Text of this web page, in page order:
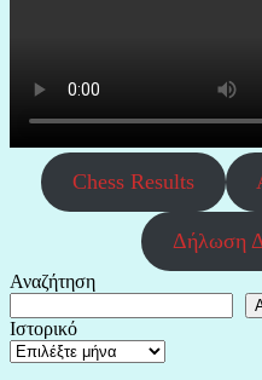
Chess Results
Δήλωση
Αναζήτηση
Ιστορικό